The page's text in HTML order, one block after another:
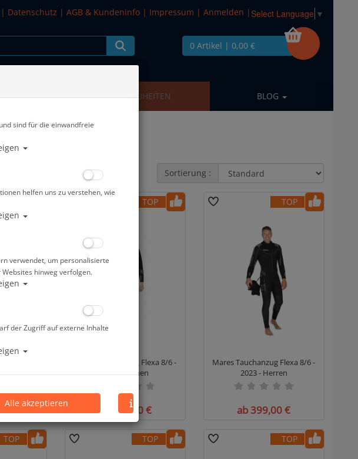
| Datenschutz | AGB & Kundeninfo | Impressum | Anmelden | Select Language ▼
0 Artikel | 0,00 €
SALE NEUHEITEN BLOG
Sortierung :
€
TOP
Mares Tauchanzug Flexa 8/6 -
2023 - Damen
ab 399,00 €
TOP
Mares Tauchanzug Flexa 8/6 -
2023 - Herren
ab 399,00 €
TOP TOP TOP
sind für die einwandfreie
helfen uns zu verstehen, wie
verwendet, um personalisierte
hinweg verfolgen.
der Zugriff auf externe Inhalte
Alle akzeptieren